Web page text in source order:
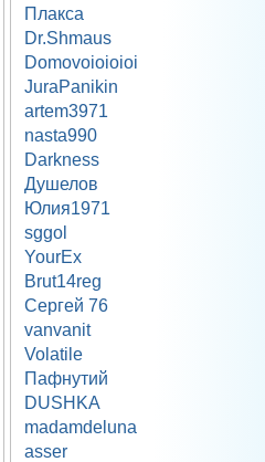
Плакса
Dr.Shmaus
Domovoioioioi
JuraPanikin
artem3971
nasta990
Darkness
Душелов
Юлия1971
sggol
YourEx
Brut14reg
Сергей 76
vanvanit
Volatile
Пафнутий
DUSHKA
madamdeluna
asser